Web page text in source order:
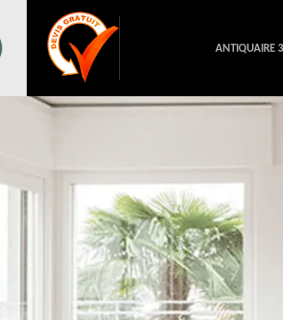
ANTIQUAIRE